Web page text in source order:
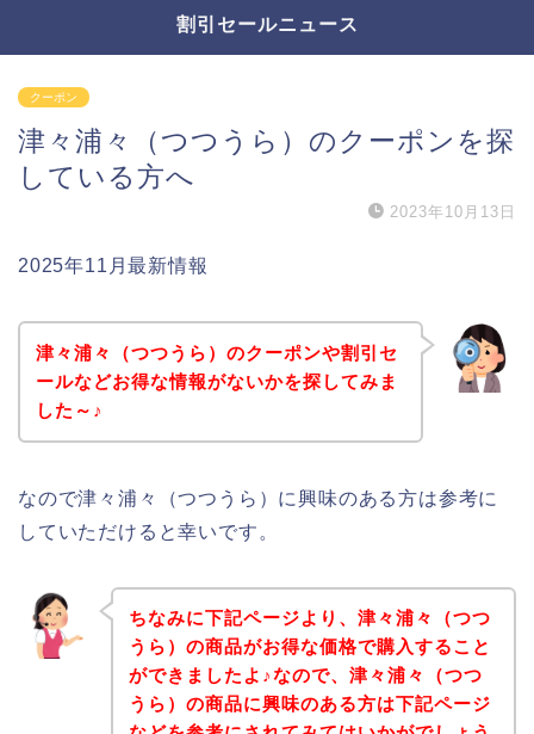
割引セールニュース
クーポン
津々浦々（つつうら）のクーポンを探
している方へ
2023年10月13日
2025年11月最新情報
津々浦々（つつうら）のクーポンや割引セ
ールなどお得な情報がないかを探してみま
した～♪
なので津々浦々（つつうら）に興味のある方は参考に
していただけると幸いです。
ちなみに下記ページより、津々浦々（つつ
うら）の商品がお得な価格で購入すること
ができましたよ♪なので、津々浦々（つつ
うら）の商品に興味のある方は下記ページ